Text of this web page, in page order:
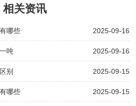
相关资讯
2025-09-16
哪些
2025-09-16
吨
2025-09-15
别
2025-09-15
哪些